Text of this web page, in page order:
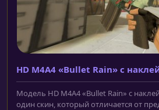
HD M4A4 «Bullet Rain» с
Модель HD M4A4 «Bullet Rain» с
один скин, который отличается от